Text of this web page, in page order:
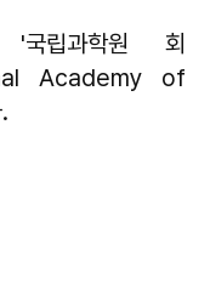
립과학원 회
Academy of